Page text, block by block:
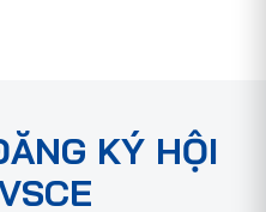
KÝ HỘI